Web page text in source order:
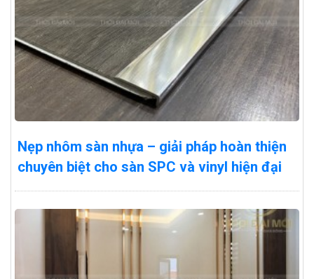
Nẹp nhôm sàn nhựa – giải pháp hoàn thiện
chuyên biệt cho sàn SPC và vinyl hiện đại